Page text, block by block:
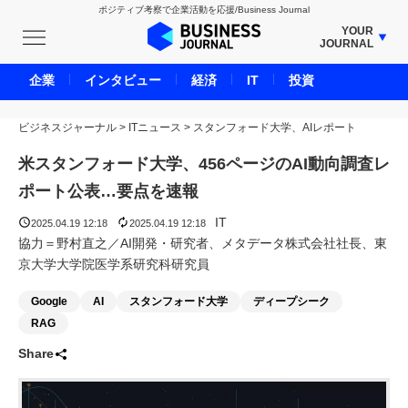
ポジティブ考察で企業活動を応援/Business Journal
YOUR
JOURNAL
BUSINESS JOURNAL
UNICORN JOURNAL
CARBON CREDITS JOURNAL
IVS JOURNAL
ENERGY MANAGEMENT JOURNAL
LIFE ENDING JOURNAL
AI JOURNAL
REAL ESTATE BROKERAGE JOURNAL
ビジネスジャーナル > ITニュース > スタンフォード大学、AIレポート
米スタンフォード大学、456ページのAI動向調査レ
ポート公表…要点を速報
2025.04.19 12:18 2025.04.19 12:18
IT
協力＝野村直之／AI開発・研究者、メタデータ株式会社社長、東
京大学大学院医学系研究科研究員
Google AI スタンフォード大学
ディープシーク
RAG
Share
企業 インタビュー 経済 IT 投資